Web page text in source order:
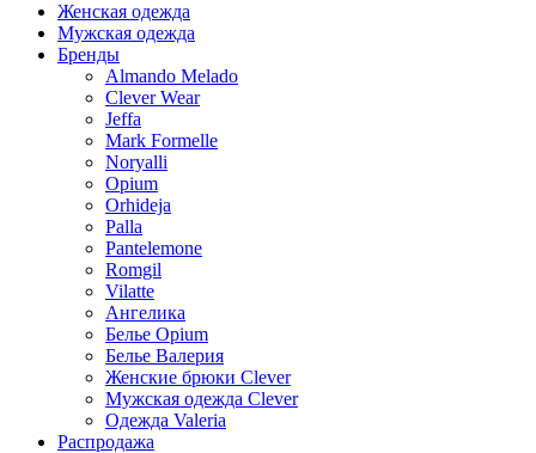
Женская одежда
Мужская одежда
Бренды
Almando Melado
Clever Wear
Jeffa
Mark Formelle
Noryalli
Opium
Orhideja
Palla
Pantelemone
Romgil
Vilatte
Ангелика
Белье Opium
Белье Валерия
Женские брюки Clever
Мужская одежда Clever
Одежда Valeria
Распродажа